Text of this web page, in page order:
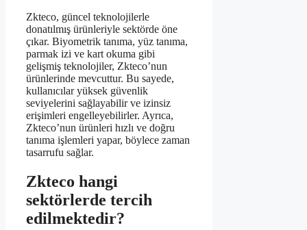
Zkteco, güncel teknolojilerle
donatılmış ürünleriyle sektörde öne
çıkar. Biyometrik tanıma, yüz tanıma,
parmak izi ve kart okuma gibi
gelişmiş teknolojiler, Zkteco’nun
ürünlerinde mevcuttur. Bu sayede,
kullanıcılar yüksek güvenlik
seviyelerini sağlayabilir ve izinsiz
erişimleri engelleyebilirler. Ayrıca,
Zkteco’nun ürünleri hızlı ve doğru
tanıma işlemleri yapar, böylece zaman
tasarrufu sağlar.
Zkteco hangi
sektörlerde tercih
edilmektedir?